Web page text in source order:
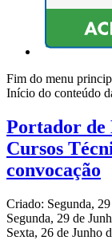
Fim do menu
Início do conteúdo
Portador de
Cursos
convocação
Criado: Segunda,
Segunda, 29 de
Sexta, 26 de Junho